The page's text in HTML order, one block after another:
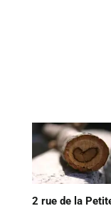
2 rue de la